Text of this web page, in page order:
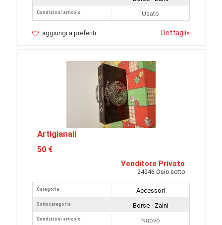
Condizioni articolo
Usato
aggiungi a preferiti Dettagli»
Artigianali
50 €
Venditore Privato
24046 Osio sotto
Categoria
Sottocategoria
Condizioni articolo
Accessori
Borse - Zaini
Nuovo